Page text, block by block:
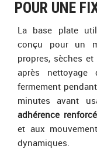
POUR UNE
La base plate
conçu pour un
propres, sèches
après
fermement
minutes avant
adhérence
et aux
dynamiques.